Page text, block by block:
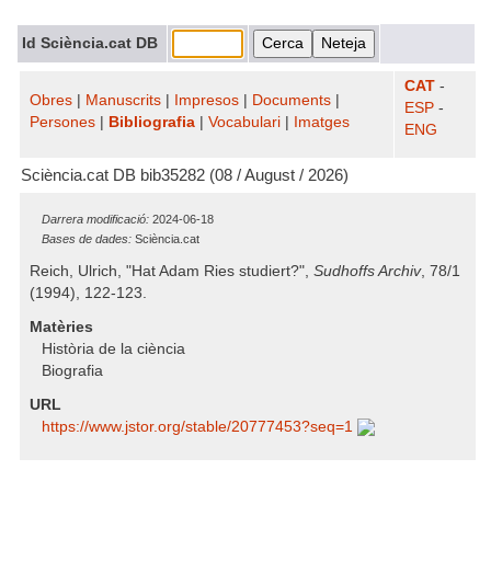
Id Sciència.cat DB
Obres Manuscrits Impresos Documents
Persones
Bibliografia Vocabulari Imatges
CAT -
ESP -
ENG
Sciència.cat DB bib35282 (08 / August / 2026)
Darrera modificació: 2024-06-18
Bases de dades: Sciència.cat
Reich, Ulrich, "Hat Adam Ries studiert?", Sudhoffs Archiv, 78/1
(1994), 122-123.
Matèries
Història de la ciència
Biografia
URL
https:/​/​www.jstor.org/​stable/​20777453?seq=1